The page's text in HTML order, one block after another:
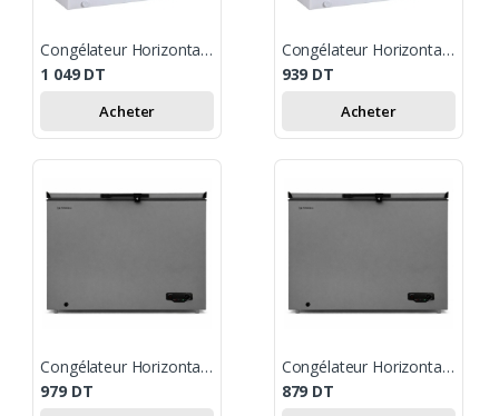
Congélateur Horizontal Midea 191 Litres Blanc
1 049 DT
Acheter
Congélateur Horizontal Midea 179 Litres Blanc
939 DT
Acheter
Congélateur Horizontal FRESH 330 Litres - Silver
979 DT
Congélateur Horizontal FRESH 270 Litres - Silver
879 DT